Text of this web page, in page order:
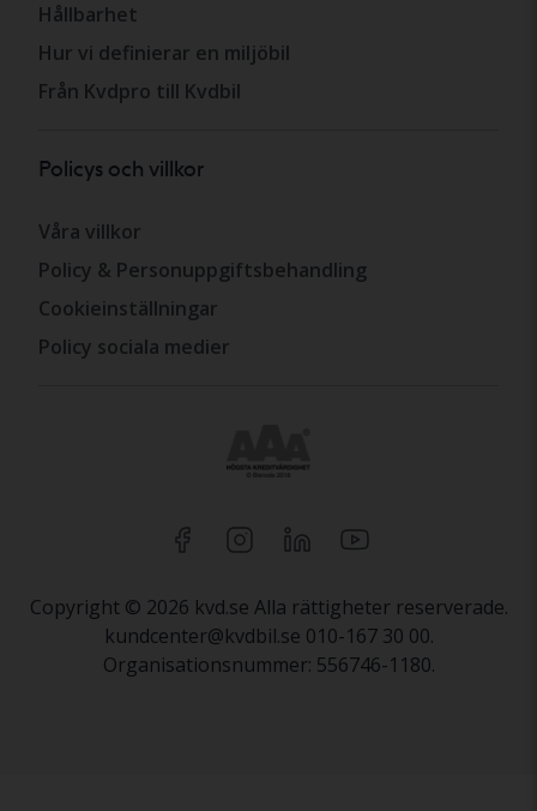
Hållbarhet
Hur vi definierar en miljöbil
Från Kvdpro till Kvdbil
Policys och villkor
Våra villkor
Policy & Personuppgiftsbehandling
Cookieinställningar
Policy sociala medier
Copyright © 2026 kvd.se Alla rättigheter reserverade.
kundcenter@kvdbil.se 010-167 30 00.
Organisationsnummer: 556746-1180.